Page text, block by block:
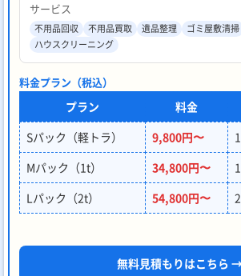
サービス
不用品回収 不用品買取 遺品整理
ゴミ屋敷清掃
ハウスクリーニング
料金プラン（税込）
プラン 料金
Sパック（軽トラ）
9,800円〜
Mパック（1t）
34,800円〜
Lパック（2t）
54,800円〜
無料見積もりはこちら